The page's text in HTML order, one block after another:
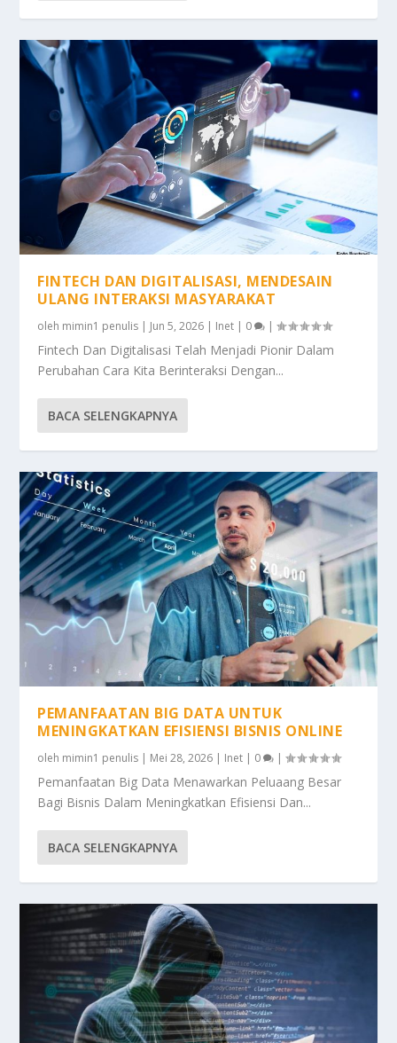
FINTECH DAN DIGITALISASI, MENDESAIN
ULANG INTERAKSI MASYARAKAT
oleh mimin1 penulis | Jun 5, 2026 | Inet | 0 |
Fintech Dan Digitalisasi Telah Menjadi Pionir Dalam
Perubahan Cara Kita Berinteraksi Dengan...
BACA SELENGKAPNYA
PEMANFAATAN BIG DATA UNTUK
MENINGKATKAN EFISIENSI BISNIS ONLINE
oleh mimin1 penulis | Mei 28, 2026 | Inet | 0 |
Pemanfaatan Big Data Menawarkan Peluaang Besar
Bagi Bisnis Dalam Meningkatkan Efisiensi Dan...
BACA SELENGKAPNYA